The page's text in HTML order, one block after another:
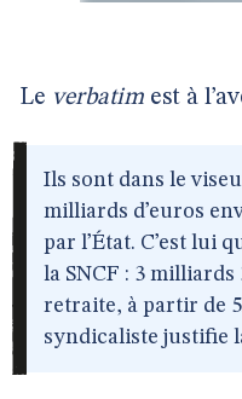
Le verbatim est à
Ils sont dans le
milliards d’euros
par l’État. C’est lui
la SNCF : 3
retraite, à partir de
syndicaliste justifie